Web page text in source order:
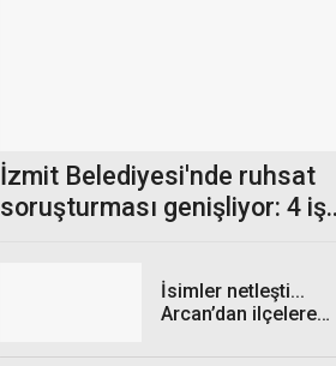
İzmit Belediyesi'nde ruhsat
soruşturması genişliyor: 4 iş
İsimler netleşti...
Arcan’dan ilçelere